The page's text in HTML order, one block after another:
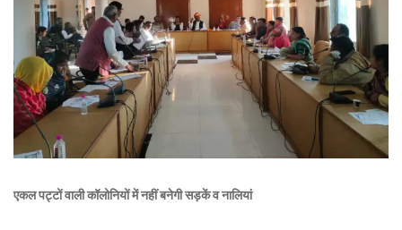
एकल पट्टों वाली कॉलोनियों में नहीं बनेगी सड़कें व नालियां